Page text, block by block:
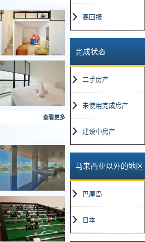
高回报
完成状态
二手房产
未使用完成房产
建设中房产
马来西亚以外的地区
巴厘岛
日本
查看更多